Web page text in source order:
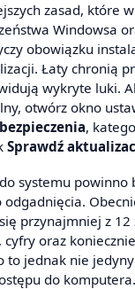
zasad, które
Windowsa
obowiązku
Łaty chronią
wykryte luki.
otwórz okno
,
Sprawdź
systemu
odgadnięcia.
przynajmniej z
cyfry oraz
to jednak nie
do komputera.